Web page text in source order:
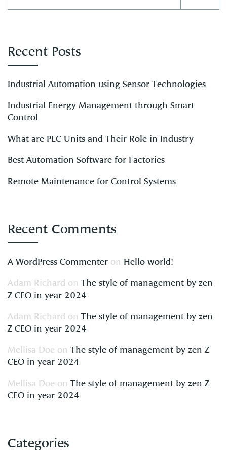
Recent Posts
Industrial Automation using Sensor Technologies
Industrial Energy Management through Smart
Control
What are PLC Units and Their Role in Industry
Best Automation Software for Factories
Remote Maintenance for Control Systems
Recent Comments
A WordPress Commenter on Hello world!
Adam Richard on The style of management by zen
Z CEO in year 2024
Adam Richard on The style of management by zen
Z CEO in year 2024
Mellisa Doe on The style of management by zen Z
CEO in year 2024
Mellisa Doe on The style of management by zen Z
CEO in year 2024
Categories